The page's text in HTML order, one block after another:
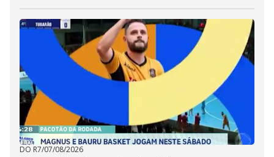
DO R7/07/08/2026